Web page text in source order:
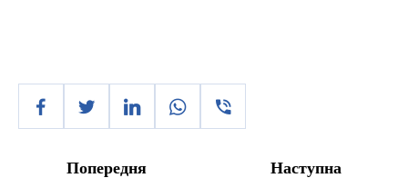
Попередня Наступна